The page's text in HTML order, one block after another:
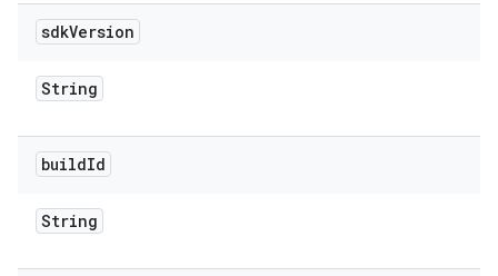
sdkVersion
String
buildId
String